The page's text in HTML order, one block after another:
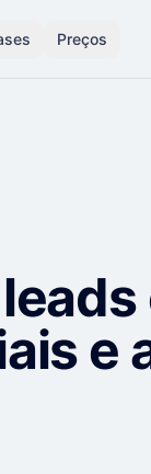
Preços
e